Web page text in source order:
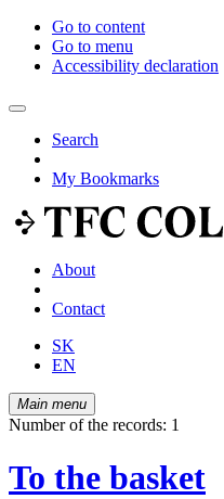
Go to content
Go to menu
Accessibility declaration
Search
My Bookmarks
About
Contact
SK
EN
Main menu
Number of the records: 1
To the basket